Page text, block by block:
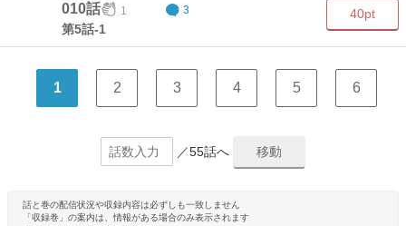
010話 1 3
第5話-1
40pt
1 2 3 4 5 6
／55話へ
話と巻の配信状況や収録内容は必ずしも一致しません
「収録巻」の案内は、情報がある場合のみ表示されます